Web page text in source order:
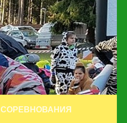
СОРЕВНОВАНИЯ